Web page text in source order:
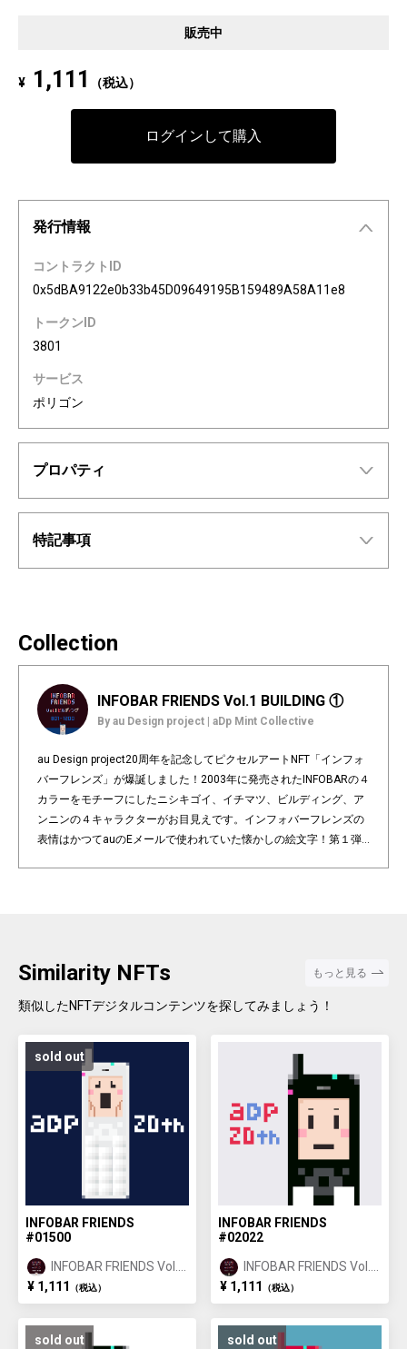
Pixel art NFT "INFOBAR Friends" was created to commemorate the 20th a
3. The expressions on the INFOBAR FRIENDS' faces are nostalgic pictogra
mbination patterns of "character x expression x background color."
販売中
¥ 1,111 （税込）
ログインして購入
発行情報
コントラクトID
0x5dBA9122e0b33b45D09649195B159489A58A11e8
トークンID
3801
サービス
ポリゴン
プロパティ
特記事項
Collection
INFOBAR FRIENDS Vol.1 BUILDING ①
By au Design project | aDp Mint Collective
au Design project20周年を記念してピクセルアートNFT「インフォ
バーフレンズ」が爆誕しました！2003年に発売されたINFOBARの４
カラーをモチーフにしたニシキゴイ、イチマツ、ビルディング、ア
ンニンの４キャラクターがお目見えです。インフォバーフレンズの
表情はかつてauのEメールで使われていた懐かしの絵文字！第１弾
the INFOBAR FRIENDS' faces are nostalgic pictograms once used
in au e-mail! The first edition is a special edition with the aDp20th l
mbination patterns of "character x expression x background colo
r".
Similarity NFTs もっと見る
類似したNFTデジタルコンテンツを探してみましょう！
sold out
INFOBAR FRIENDS
#01500
INFOBAR FRIENDS Vol.1
ANNIN ①
¥ 1,111 （税込）
INFOBAR FRIENDS
#02022
INFOBAR FRIENDS Vol.1
ICHIMATSU ②
¥ 1,111 （税込）
sold out sold out